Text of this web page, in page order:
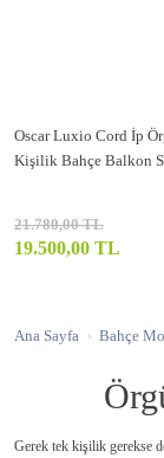
Oscar Luxio Cord İp
Kişilik Bahçe Balkon
21.780,00 TL
19.500,00 TL
Ana Sayfa Bahçe
Gerek tek kişilik gerekse